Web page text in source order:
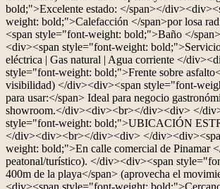
bold;">Excelente estado: </span></
weight: bold;">Calefacción </span>por losa
<span style="font-weight: bold;">Baño </
<div><span style="font-weight:
eléctrica | Gas natural | Agua corriente </
style="font-weight: bold;">Frente sobre
visibilidad) </div><div><span style="font-
para usar:</span> Ideal para negocio
showroom.</div><div><br></div><div> </
style="font-weight: bold;">UBICACIÓN
</div><div><br></div><div> </
weight: bold;">En calle comercial de Pinamar
peatonal/turístico). </div><div><span
400m de la playa</span> (aprovecha el
<div><span style="font-weight: